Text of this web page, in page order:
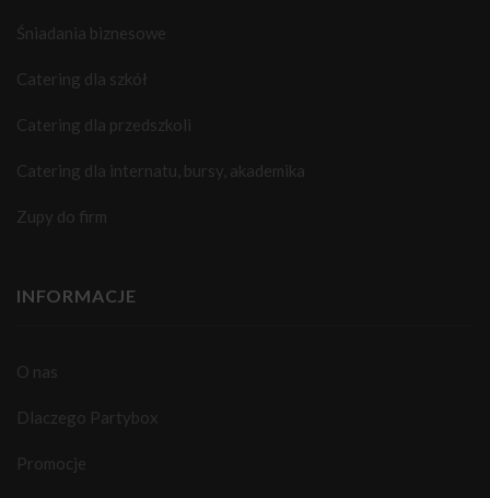
Śniadania biznesowe
Catering dla szkół
Catering dla przedszkoli
Catering dla internatu, bursy, akademika
Zupy do firm
INFORMACJE
O nas
Dlaczego Partybox
Promocje